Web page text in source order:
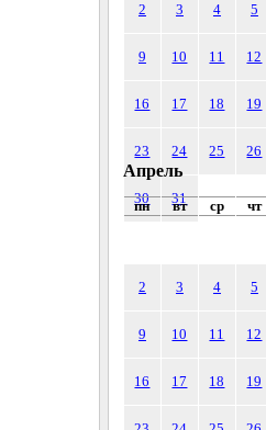
2 3 4 5
9 10 11 12
16 17 18 19
23 24 25 26
30 31
Апрель
пн вт ср чт
2 3 4 5
9 10 11 12
16 17 18 19